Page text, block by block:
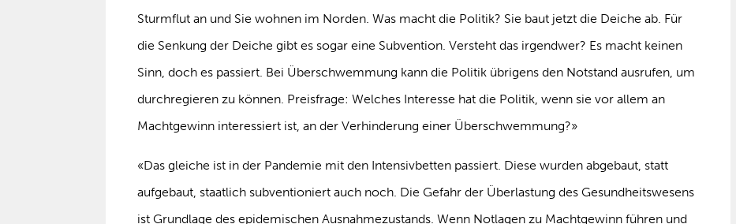
Sturmflut an und Sie wohnen im Norden. Was macht die Politik? Sie baut jetzt die Deiche ab. Für
die Senkung der Deiche gibt es sogar eine Subvention. Versteht das irgendwer? Es macht keinen
Sinn, doch es passiert. Bei Überschwemmung kann die Politik übrigens den Notstand ausrufen, um
durchregieren zu können. Preisfrage: Welches Interesse hat die Politik, wenn sie vor allem an
Machtgewinn interessiert ist, an der Verhinderung einer Überschwemmung?»
«Das gleiche ist in der Pandemie mit den Intensivbetten passiert. Diese wurden abgebaut, statt
aufgebaut, staatlich subventioniert auch noch. Die Gefahr der Überlastung des Gesundheitswesens
ist Grundlage des epidemischen Ausnahmezustands. Wenn Notlagen zu Machtgewinn führen und